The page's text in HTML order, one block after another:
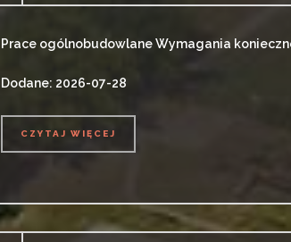
Prace ogólnobudowlane Wymagania
Dodane: 2026-07-28
CZYTAJ WIĘCEJ